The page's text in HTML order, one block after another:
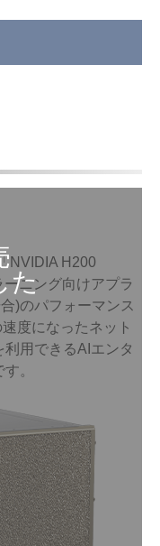
NVIDIA H200
ニング向けアプラ
)のパフォーマンス
度になったネット
用できるAIエンタ
。